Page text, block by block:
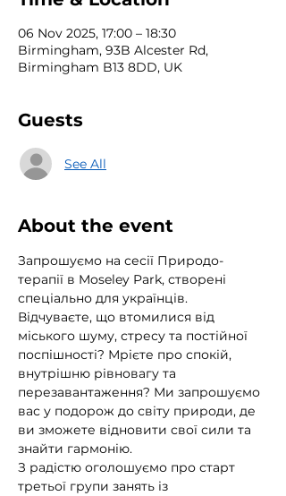
06 Nov 2025, 17:00 – 18:30
Birmingham, 93B Alcester Rd,
Birmingham B13 8DD, UK
Guests
See All
About the event
Запрошуємо на сесії Природо-
терапії в Moseley Park, створені
спеціально для українців.
Відчуваєте, що втомилися від
міського шуму, стресу та постійної
поспішності? Мрієте про спокій,
внутрішню рівновагу та
перезавантаження? Ми запрошуємо
вас у подорож до світу природи, де
ви зможете відновити свої сили та
знайти гармонію.
З радістю оголошуємо про старт
третьої групи занять із